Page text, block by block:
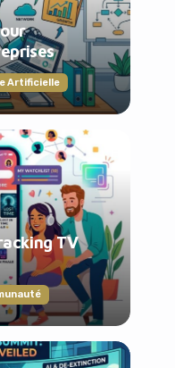
Artificielle
TV